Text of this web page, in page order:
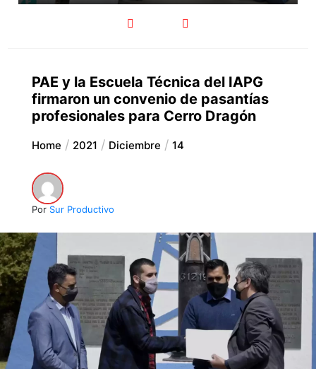
PAE y la Escuela Técnica del IAPG
firmaron un convenio de pasantías
profesionales para Cerro Dragón
Home 2021 Diciembre 14
Por Sur Productivo